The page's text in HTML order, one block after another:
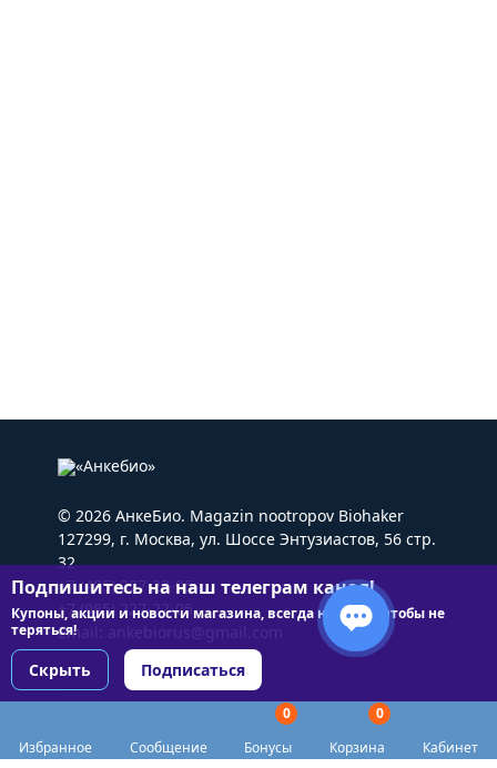
Избранное Сообщение
0
Бонусы
0
Корзина
Кабинет
© 2026 АнкеБио. Magazin nootropov Biohaker
127299, г. Москва, ул. Шоссе Энтузиастов, 56 стр.
32
+7 (495) 227-22-05
+7 (985) 227-22-05
Email: ankebiorus@gmail.com
Подпишитесь на наш телеграм канал!
Купоны, акции и новости магазина, всегда на связи чтобы не
теряться!
Скрыть Подписаться